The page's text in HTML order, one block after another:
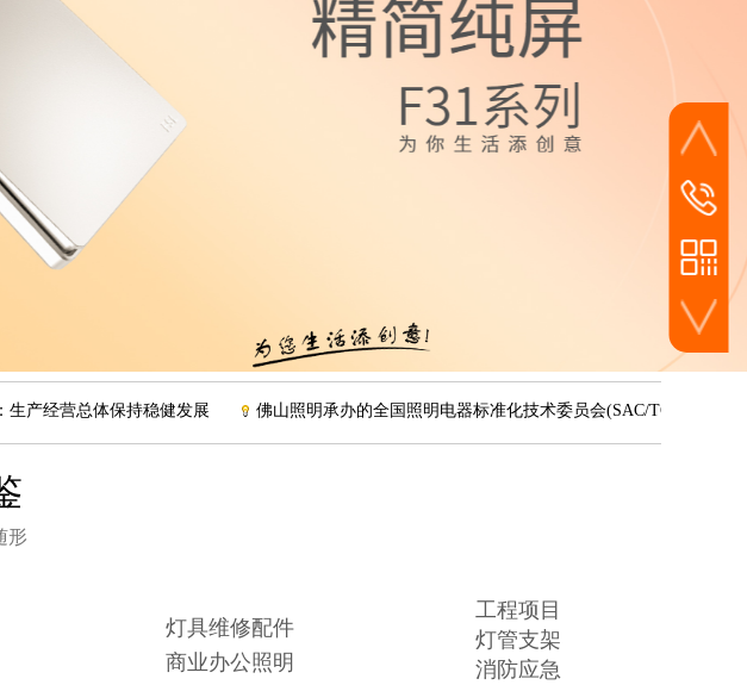
产经营总体保持稳健发展 佛山照明承办的全国照明电器标准化技术委员会(SAC/TC 224)年会
形
工程项目
灯管支架
消防应急
灯具维修配件
商业办公照明
24小时
工程工装渠道批发